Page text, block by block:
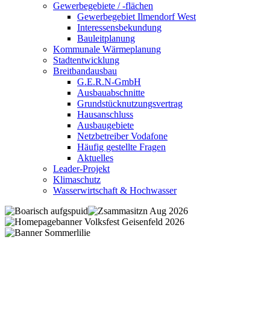
Gewerbegebiete / -flächen
Gewerbegebiet Ilmendorf West
Interessensbekundung
Bauleitplanung
Kommunale Wärmeplanung
Stadtentwicklung
Breitbandausbau
G.E.R.N-GmbH
Ausbauabschnitte
Grundstücknutzungsvertrag
Hausanschluss
Ausbaugebiete
Netzbetreiber Vodafone
Häufig gestellte Fragen
Aktuelles
Leader-Projekt
Klimaschutz
Wasserwirtschaft & Hochwasser